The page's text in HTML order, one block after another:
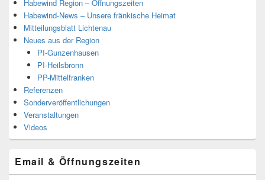
Habewind Region – Öffnungszeiten
Habewind-News – Unsere fränkische Heimat
Mitteilungsblatt Lichtenau
Neues aus der Region
PI-Gunzenhausen
PI-Heilsbronn
PP-Mittelfranken
Referenzen
Sonderveröffentlichungen
Veranstaltungen
Videos
Email & Öffnungszeiten